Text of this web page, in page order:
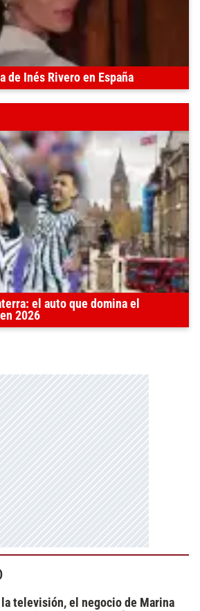
de Inés Rivero en España
el auto que domina el
2026
televisión, el negocio de Marina